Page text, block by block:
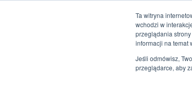
Ta witryna
wchodzi w
przeglądania
informacji na temat
Jeśli odmówisz,
przeglądarce, aby